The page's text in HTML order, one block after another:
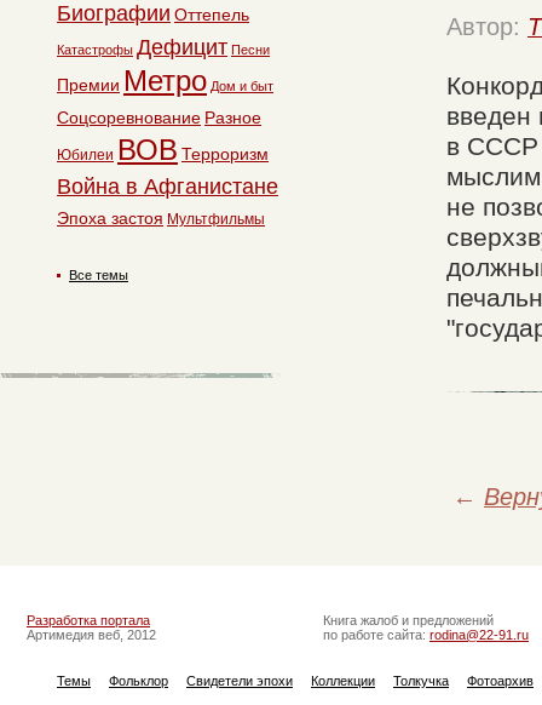
Автор:
введен
в СССР
не
←
Биографии Оттепель
Катастрофы Дефицит Песни
Премии Метро Дом и быт
Соцсоревнование Разное
Юбилеи ВОВ Терроризм
Война в Афганистане
Эпоха застоя Мультфильмы
Все темы
Разработка портала
Артимедия веб, 2012
Книга жалоб и предложений
по работе сайта: rodina@22-91.ru
Темы Фольклор Свидетели эпохи Коллекции Толкучка Фотоархив